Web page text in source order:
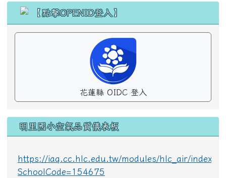
花蓮縣 OIDC 登入
明里國小空氣品質儀表板
https://iaq.cc.hlc.edu.tw/modules/hlc_air/
SchoolCode=154675